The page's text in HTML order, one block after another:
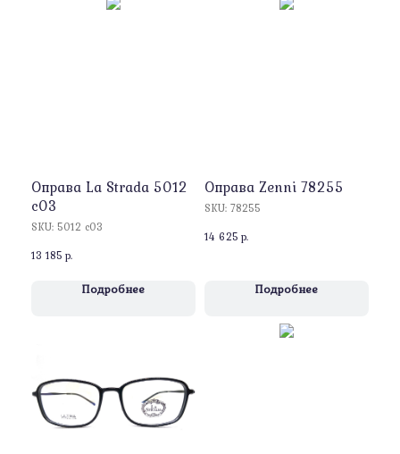
Оправa La Strada 5012
c03
SKU: 5012 c03
13 185 р.
Подробнее
Оправa Zenni 78255
SKU: 78255
14 625 р.
Подробнее